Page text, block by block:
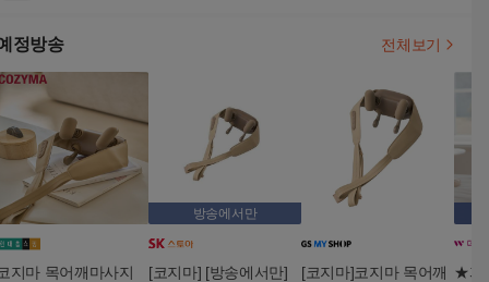
정방송 전체보기
지마 목어깨마사지
방송에서만
[코지마] [방송에서만]
[코지마]코지마 목어깨
★파